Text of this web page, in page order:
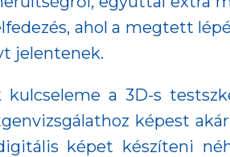
ahol a megtett
jelentenek.
a 3D-s
képest
képet készíteni